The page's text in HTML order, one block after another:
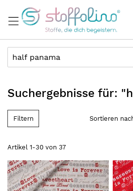
Inhalt
Suchergebnisse für:
Artikel 1-30 von 37
Sortieren
Filtern